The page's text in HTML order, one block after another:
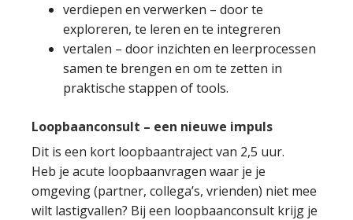
verdiepen en verwerken – door te
exploreren, te leren en te integreren
vertalen – door inzichten en leerprocessen
samen te brengen en om te zetten in
praktische stappen of tools.
Loopbaanconsult – een nieuwe impuls
Dit is een kort loopbaantraject van 2,5 uur.
Heb je acute loopbaanvragen waar je je
omgeving (partner, collega’s, vrienden) niet mee
wilt lastigvallen? Bij een loopbaanconsult krijg je